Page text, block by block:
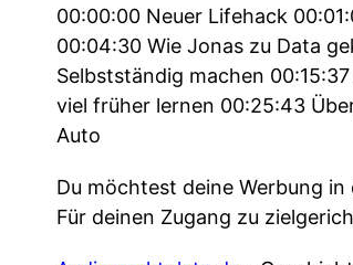
00:00:00 Neuer Lifehack
00:04:30 Wie Jonas zu Data
Selbstständig machen
viel früher lernen 00:25:43
Auto
Du möchtest deine Werbung
Für deinen Zugang zu